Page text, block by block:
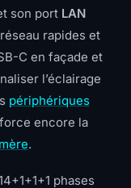
son port LAN
rapides et
C en façade et
l’éclairage
périphériques
encore la
.
phases